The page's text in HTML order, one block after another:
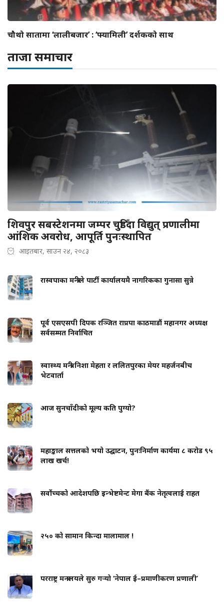
चौथो सातामा ‘लालीबजार’ : ‘फ्यामिली’ दर्शकको साथ
ताजा समाचार
शिवपुर सबस्टेशनमा जम्पर चुडिँदा विद्युत् प्रणालीमा
आंशिक अवरोध, आपूर्ति पुनःस्थापित
आइतबार, साउन २४, २०८३
रास्वपाका मन्त्रीले पार्टी कार्यालयमै नागरिकका गुनासा सुन्ने
पूर्व एसएसपी दिपक रञ्जित राप्रपा काठमाडौं महानगर अध्यक्ष
सर्वसम्मत निर्वाचित
स्वास्थ्य मन्त्री निशा मेहता र ललितपुरका मेयर महर्जनबीच
भेटवार्ता
आज सुनचाँदीको मूल्य कति पुग्यो?
महाङ्काल सत्तलको भयो उद्घाटन, पुनःनिर्माण कार्यमा ८ करोड ९५
लाख खर्च!
सर्वोच्चको आदेशपछि इन्भेष्टमेन्ट मेगा बैंक नेतृत्वलाई राहत
२५० को सामान किन्दा मालामाल !
परराष्ट्र मन्त्रालयले सुरु गर्‍यो ‘नेपाल ई–प्रमाणीकरण प्रणाली’